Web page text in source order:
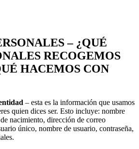
– ¿QUÉ
RECOGEMOS
HACEMOS CON
– esta es la información que usamos
quien dices ser. Esto incluye: nombre
nacimiento, dirección de correo
único, nombre de usuario, contraseña,